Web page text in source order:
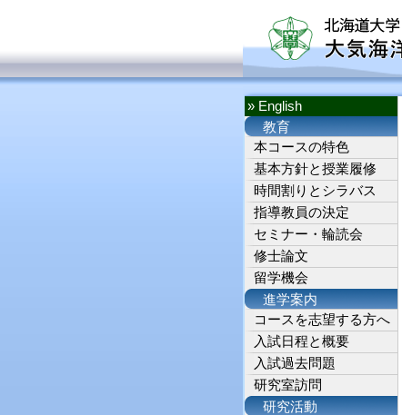
» English
教育
本コースの特色
基本方針と授業履修
時間割りとシラバス
指導教員の決定
セミナー・輪読会
修士論文
留学機会
進学案内
コースを志望する方へ
入試日程と概要
入試過去問題
研究室訪問
研究活動